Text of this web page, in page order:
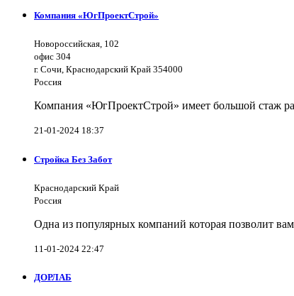
Компания «ЮгПроектСтрой»
Новороссийская, 102
офис 304
г. Сочи, Краснодарский Край 354000
Россия
Компания «ЮгПроектСтрой» имеет большой стаж
21-01-2024 18:37
Стройка Без Забот
Краснодарский Край
Россия
Одна из популярных компаний которая позволит
11-01-2024 22:47
ДОРЛАБ